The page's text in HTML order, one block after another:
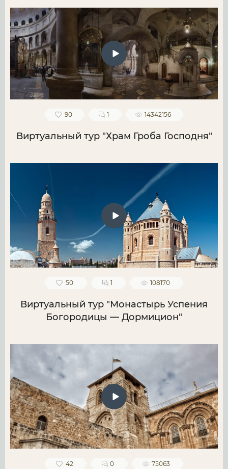
90 1 14342156
Виртуальный тур "Храм Гроба Господня"
50 1 108170
Виртуальный тур "Монастырь Успения
Богородицы — Дормицион"
42 0 75063